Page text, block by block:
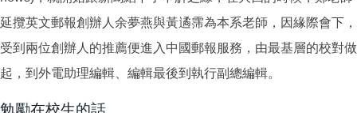
延攬英文郵報創辦人余夢燕與黃遹霈為本系老師，因緣際會下，
受到兩位創辦人的推薦便進入中國郵報服務，由最基層的校對做
起，到外電助理編輯、編輯最後到執行副總編輯。
勉勵在校生的話